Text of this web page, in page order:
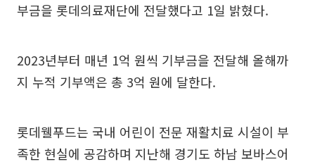
부금을 롯데의료재단에 전달했다고 1일 밝혔다.
2023년부터 매년 1억 원씩 기부금을 전달해 올해까
지 누적 기부액은 총 3억 원에 달한다.
롯데웰푸드는 국내 어린이 전문 재활치료 시설이 부
족한 현실에 공감하며 지난해 경기도 하남 보바스어